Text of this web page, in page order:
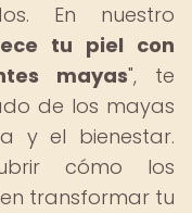
En nuestro
tu piel con
mayas", te
de los mayas
y el bienestar.
cómo los
transformar tu